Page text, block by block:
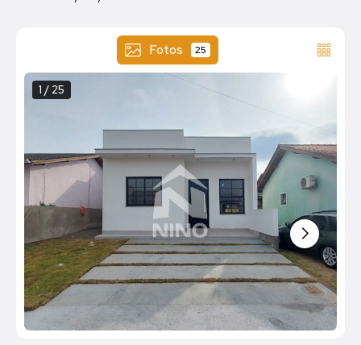
Fotos 25
1 / 25